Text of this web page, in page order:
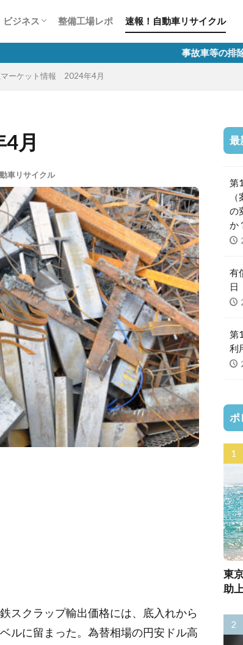
ビジネス 整備工場レポ 速報！自動車リサイクル
事故車等の排除業務に係る
マーケット情報 2024年4月
月
車リサイクル
スクラップ輸出価格には、底入れから
ルに留まった。為替相場の円安ドル高
最
第
の
か
有
日
第
利
ポ
東
助